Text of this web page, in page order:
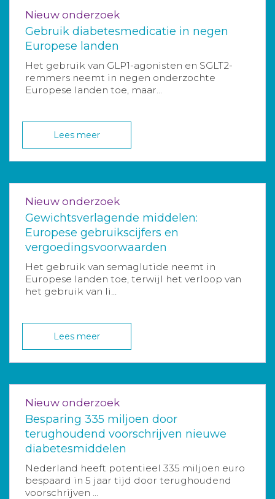
Nieuw onderzoek
Gebruik diabetesmedicatie in negen
Europese landen
Het gebruik van GLP1-agonisten en SGLT2-
remmers neemt in negen onderzochte
Europese landen toe, maar...
Lees meer
Nieuw onderzoek
Gewichtsverlagende middelen:
Europese gebruikscijfers en
vergoedingsvoorwaarden
Het gebruik van semaglutide neemt in
Europese landen toe, terwijl het verloop van
het gebruik van li...
Lees meer
Nieuw onderzoek
Besparing 335 miljoen door
terughoudend voorschrijven nieuwe
diabetesmiddelen
Nederland heeft potentieel 335 miljoen euro
bespaard in 5 jaar tijd door terughoudend
voorschrijven ...